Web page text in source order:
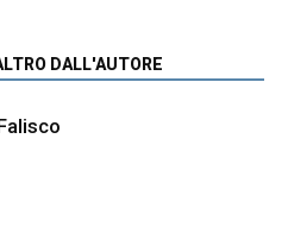
DALL'AUTORE